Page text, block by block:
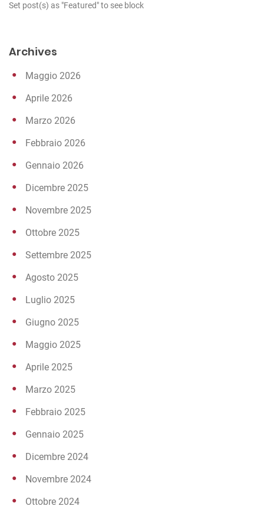
Set post(s) as "Featured" to see block
Archives
Maggio 2026
Aprile 2026
Marzo 2026
Febbraio 2026
Gennaio 2026
Dicembre 2025
Novembre 2025
Ottobre 2025
Settembre 2025
Agosto 2025
Luglio 2025
Giugno 2025
Maggio 2025
Aprile 2025
Marzo 2025
Febbraio 2025
Gennaio 2025
Dicembre 2024
Novembre 2024
Ottobre 2024